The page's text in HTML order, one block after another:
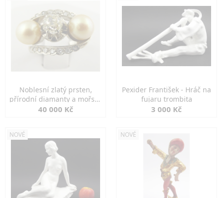
Noblesní zlatý prsten,
přírodní diamanty a mořské
perly
40 000 Kč
Pexider František - Hráč na
fujaru trombita
3 000 Kč
NOVÉ NOVÉ